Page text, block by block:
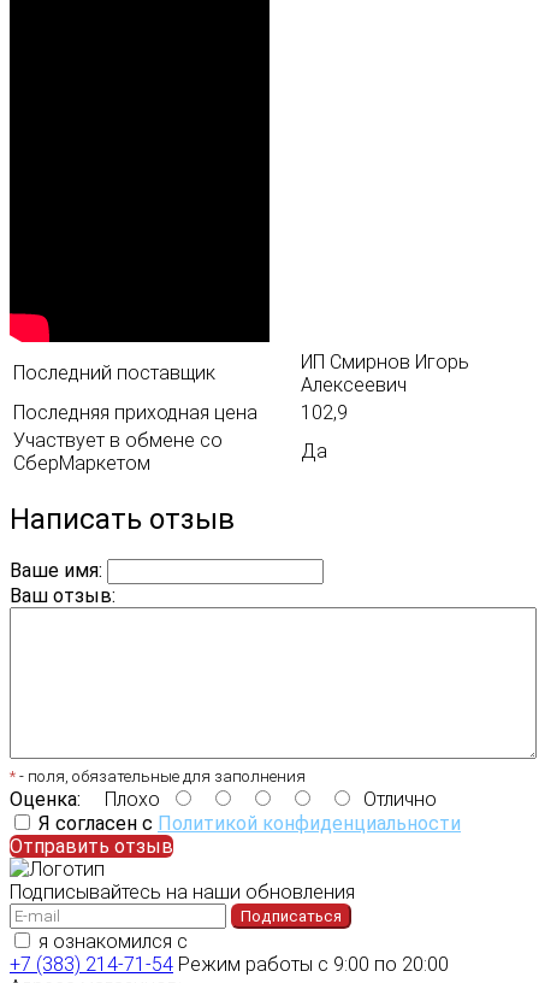
Последний поставщик
ИП Смирнов Игорь
Алексеевич
Последняя приходная цена
102,9
Участвует в обмене со
СберМаркетом
Да
Написать отзыв
Ваше имя:
Ваш отзыв:
* - поля, обязательные для заполнения
Оценка: Плохо
Отлично
Я согласен с Политикой конфиденциальности
Отправить отзыв
Подписывайтесь на наши обновления
Подписаться
я ознакомился с
+7 (383) 214-71-54 Режим работы с 9:00 по 20:00